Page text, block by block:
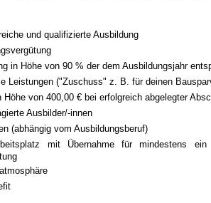
und qualifizierte Ausbildung
in Höhe von 90 % der dem Ausbildungsjahr
Leistungen ("Zuschuss" z. B. für deinen
von 400,00 € bei erfolgreich abgelegter
Ausbilder/-innen
(abhängig vom Ausbildungsberuf)
mit Übernahme für mindestens